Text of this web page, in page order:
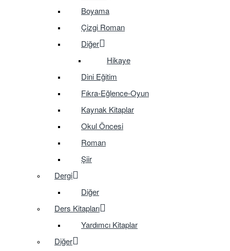
Boyama
Çizgi Roman
Diğer
Hikaye
Dini Eğitim
Fıkra-Eğlence-Oyun
Kaynak Kitaplar
Okul Öncesi
Roman
Şiir
Dergi
Diğer
Ders Kitapları
Yardımcı Kitaplar
Diğer